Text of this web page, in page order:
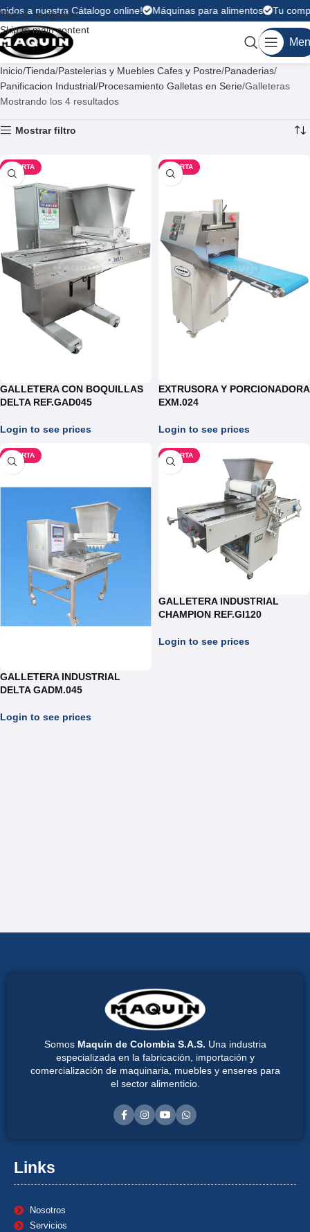
Skip to navigation
Skip to main content
a nuestra Cátalogo online! Máquinas para alimentos Tu
Inicio Tienda Pastelerias y Muebles Cafes y Postre Panaderias
Panificacion Industrial Procesamiento Galletas en Serie Galleteras
Mostrando los 4 resultados
Mostrar filtro
OFERTA
GALLETERA CON BOQUILLAS
DELTA REF.GAD045
Login to see prices
OFERTA
EXTRUSORA Y PORCIONADORA
EXM.024
Login to see prices
OFERTA
GALLETERA INDUSTRIAL
DELTA GADM.045
Login to see prices
OFERTA
GALLETERA INDUSTRIAL
CHAMPION REF.GI120
Login to see prices
Somos Maquin de Colombia S.A.S. Una industria
especializada en la fabricación, importación y
comercialización de maquinaria, muebles y enseres para
el sector alimenticio.
Links
Nosotros
Servicios